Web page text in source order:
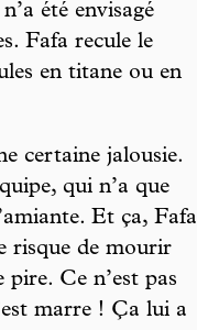
été envisagé
Fafa recule le
en titane ou en
certaine jalousie.
qui n’a que
Et ça, Fafa
risque de mourir
Ce n’est pas
marre ! Ça lui a